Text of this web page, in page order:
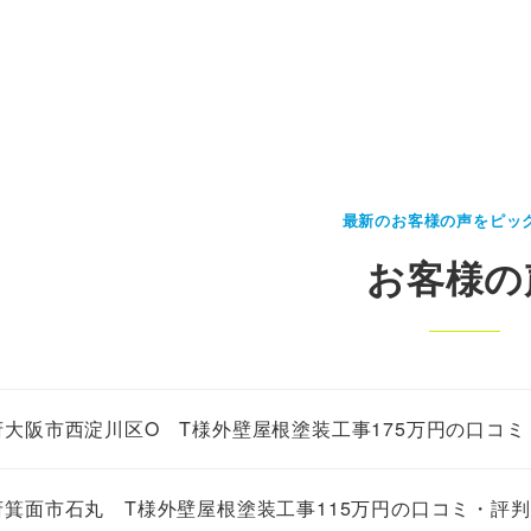
最新のお客様の声をピッ
お客様
大阪市西淀川区O T様外壁屋根塗装工事175万円の口コミ
箕面市石丸 T様外壁屋根塗装工事115万円の口コミ・評判